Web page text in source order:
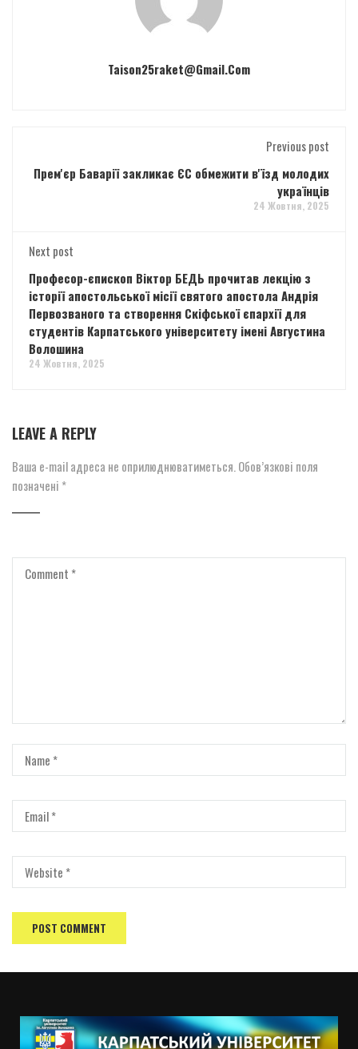
Taison25raket@gmail.com
Previous post
Прем'єр Баварії закликає ЄС обмежити в'їзд молодих
українців
24 Жовтня, 2025
Next post
Професор-єпископ Віктор БЕДЬ прочитав лекцію з
історії апостольської місії святого апостола Андрія
Первозваного та створення Скіфської єпархії для
студентів Карпатського університету імені Августина
Волошина
24 Жовтня, 2025
LEAVE A REPLY
Ваша e-mail адреса не оприлюднюватиметься. Обов’язкові поля
позначені *